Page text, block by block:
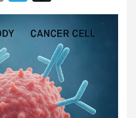
in
t
el
e
a
m
hr
e
a
d
s